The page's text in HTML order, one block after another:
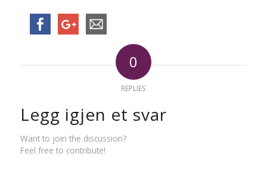
0
REPLIES
Legg igjen et svar
Want to join the discussion?
Feel free to contribute!